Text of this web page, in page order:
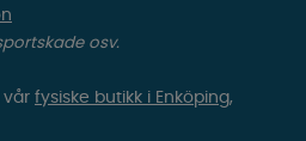
osv.
vår fysiske butikk i Enköping,